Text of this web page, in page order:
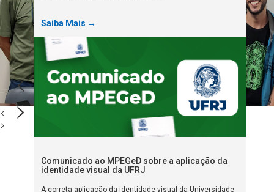
<
>
Saiba Mais →
Comunicado ao MPEGeD sobre a aplicação da
identidade visual da UFRJ
A correta aplicação da identidade visual da Universidade
<
>